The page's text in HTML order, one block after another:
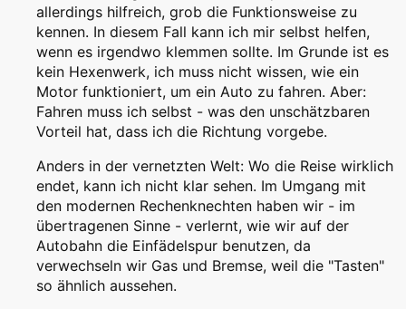
allerdings hilfreich, grob die Funktionsweise zu
kennen. In diesem Fall kann ich mir selbst helfen,
wenn es irgendwo klemmen sollte. Im Grunde ist es
kein Hexenwerk, ich muss nicht wissen, wie ein
Motor funktioniert, um ein Auto zu fahren. Aber:
Fahren muss ich selbst - was den unschätzbaren
Vorteil hat, dass ich die Richtung vorgebe.
Anders in der vernetzten Welt: Wo die Reise wirklich
endet, kann ich nicht klar sehen. Im Umgang mit
den modernen Rechenknechten haben wir - im
übertragenen Sinne - verlernt, wie wir auf der
Autobahn die Einfädelspur benutzen, da
verwechseln wir Gas und Bremse, weil die "Tasten"
so ähnlich aussehen.